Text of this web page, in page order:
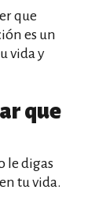
que
es un
vida y
que
le digas
tu vida.